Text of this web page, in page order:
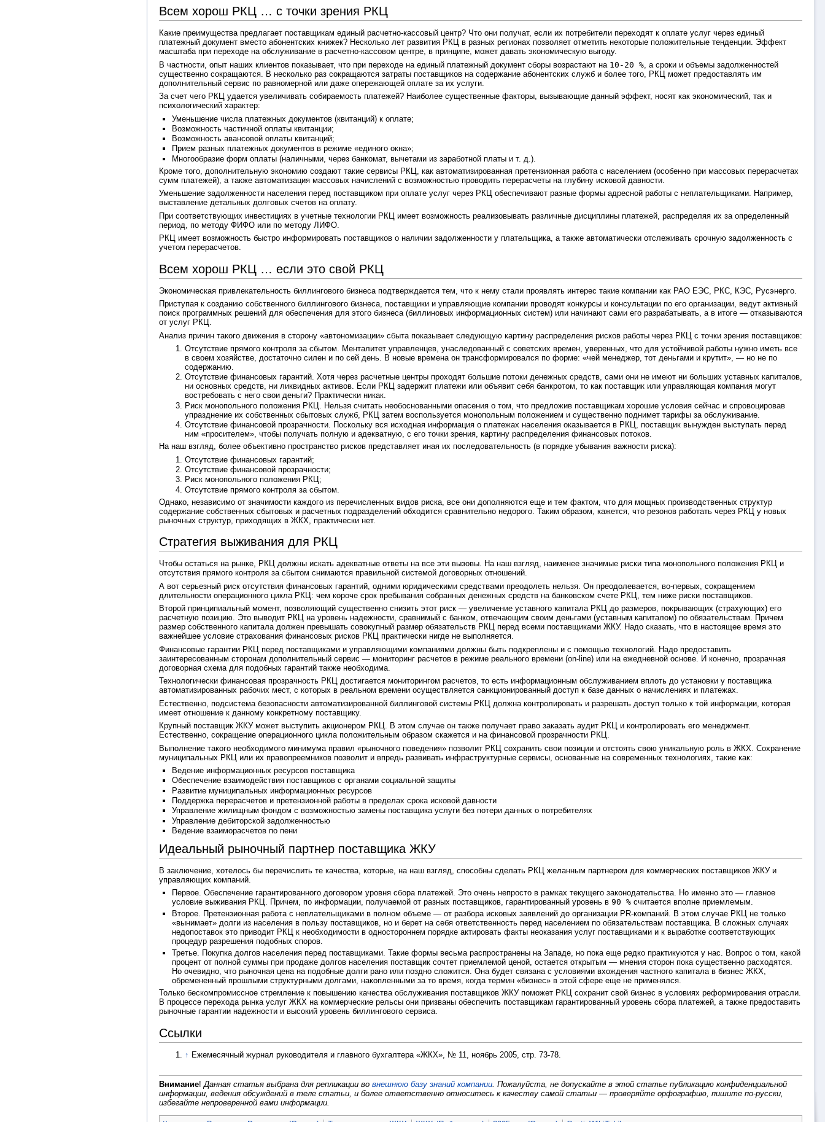
Всем хорош РКЦ … с точки зрения РКЦ
Какие преимущества предлагает поставщикам единый расчетно-кассовый центр? Что они получат, если их потребители переходят к оплате услуг через единый
платежный документ вместо абонентских книжек? Несколько лет развития РКЦ в разных регионах позволяет отметить некоторые положительные тенденции. Эффект
масштаба при переходе на обслуживание в расчетно-кассовом центре, в принципе, может давать экономическую выгоду.
В частности, опыт наших клиентов показывает, что при переходе на единый платежный документ сборы возрастают на 10-20 % , а сроки и объемы задолженностей
существенно сокращаются. В несколько раз сокращаются затраты поставщиков на содержание абонентских служб и более того, РКЦ может предоставлять им
дополнительный сервис по равномерной или даже опережающей оплате за их услуги.
За счет чего РКЦ удается увеличивать собираемость платежей? Наиболее существенные факторы, вызывающие данный эффект, носят как экономический, так и
психологический характер:
Уменьшение числа платежных документов (квитанций) к оплате;
Возможность частичной оплаты квитанции;
Возможность авансовой оплаты квитанций;
Прием разных платежных документов в режиме «единого окна»;
Многообразие форм оплаты (наличными, через банкомат, вычетами из заработной платы и т. д.).
Кроме того, дополнительную экономию создают такие сервисы РКЦ, как автоматизированная претензионная работа с населением (особенно при массовых перерасчетах
сумм платежей), а также автоматизация массовых начислений с возможностью проводить перерасчеты на глубину исковой давности.
Уменьшение задолженности населения перед поставщиком при оплате услуг через РКЦ обеспечивают разные формы адресной работы с неплательщиками. Например,
выставление детальных долговых счетов на оплату.
При соответствующих инвестициях в учетные технологии РКЦ имеет возможность реализовывать различные дисциплины платежей, распределяя их за определенный
период, по методу ФИФО или по методу ЛИФО.
РКЦ имеет возможность быстро информировать поставщиков о наличии задолженности у плательщика, а также автоматически отслеживать срочную задолженность с
учетом перерасчетов.
Всем хорош РКЦ … если это свой РКЦ
Экономическая привлекательность биллингового бизнеса подтверждается тем, что к нему стали проявлять интерес такие компании как РАО ЕЭС, РКС, КЭС, Русэнерго.
Приступая к созданию собственного биллингового бизнеса, поставщики и управляющие компании проводят конкурсы и консультации по его организации, ведут активный
поиск программных решений для обеспечения для этого бизнеса (биллиновых информационных систем) или начинают сами его разрабатывать, а в итоге — отказываются
от услуг РКЦ.
Анализ причин такого движения в сторону «автономизации» сбыта показывает следующую картину распределения рисков работы через РКЦ с точки зрения поставщиков:
Отсутствие прямого контроля за сбытом. Менталитет управленцев, унаследованный с советских времен, уверенных, что для устойчивой работы нужно иметь все
в своем хозяйстве, достаточно силен и по сей день. В новые времена он трансформировался по форме: «чей менеджер, тот деньгами и крутит», — но не по
содержанию.
Отсутствие финансовых гарантий. Хотя через расчетные центры проходят большие потоки денежных средств, сами они не имеют ни больших уставных капиталов,
ни основных средств, ни ликвидных активов. Если РКЦ задержит платежи или объявит себя банкротом, то как поставщик или управляющая компания могут
востребовать с него свои деньги? Практически никак.
Риск монопольного положения РКЦ. Нельзя считать необоснованными опасения о том, что предложив поставщикам хорошие условия сейчас и спровоцировав
упразднение их собственных сбытовых служб, РКЦ затем воспользуется монопольным положением и существенно поднимет тарифы за обслуживание.
Отсутствие финансовой прозрачности. Поскольку вся исходная информация о платежах населения оказывается в РКЦ, поставщик вынужден выступать перед
ним «просителем», чтобы получать полную и адекватную, с его точки зрения, картину распределения финансовых потоков.
На наш взгляд, более объективно пространство рисков представляет иная их последовательность (в порядке убывания важности риска):
Отсутствие финансовых гарантий;
Отсутствие финансовой прозрачности;
Риск монопольного положения РКЦ;
Отсутствие прямого контроля за сбытом.
Однако, независимо от значимости каждого из перечисленных видов риска, все они дополняются еще и тем фактом, что для мощных производственных структур
содержание собственных сбытовых и расчетных подразделений обходится сравнительно недорого. Таким образом, кажется, что резонов работать через РКЦ у новых
рыночных структур, приходящих в ЖКХ, практически нет.
Стратегия выживания для РКЦ
Чтобы остаться на рынке, РКЦ должны искать адекватные ответы на все эти вызовы. На наш взгляд, наименее значимые риски типа монопольного положения РКЦ и
отсутствия прямого контроля за сбытом снимаются правильной системой договорных отношений.
А вот серьезный риск отсутствия финансовых гарантий, одними юридическими средствами преодолеть нельзя. Он преодолевается, во-первых, сокращением
длительности операционного цикла РКЦ: чем короче срок пребывания собранных денежных средств на банковском счете РКЦ, тем ниже риски поставщиков.
Второй принципиальный момент, позволяющий существенно снизить этот риск — увеличение уставного капитала РКЦ до размеров, покрывающих (страхующих) его
расчетную позицию. Это выводит РКЦ на уровень надежности, сравнимый с банком, отвечающим своим деньгами (уставным капиталом) по обязательствам. Причем
размер собственного капитала должен превышать совокупный размер обязательств РКЦ перед всеми поставщиками ЖКУ. Надо сказать, что в настоящее время это
важнейшее условие страхования финансовых рисков РКЦ практически нигде не выполняется.
Финансовые гарантии РКЦ перед поставщиками и управляющими компаниями должны быть подкреплены и с помощью технологий. Надо предоставить
заинтересованным сторонам дополнительный сервис — мониторинг расчетов в режиме реального времени (on-line) или на ежедневной основе. И конечно, прозрачная
договорная схема для подобных гарантий также необходима.
Технологически финансовая прозрачность РКЦ достигается мониторингом расчетов, то есть информационным обслуживанием вплоть до установки у поставщика
автоматизированных рабочих мест, с которых в реальном времени осуществляется санкционированный доступ к базе данных о начислениях и платежах.
Естественно, подсистема безопасности автоматизированной биллинговой системы РКЦ должна контролировать и разрешать доступ только к той информации, которая
имеет отношение к данному конкретному поставщику.
Крупный поставщик ЖКУ может выступить акционером РКЦ. В этом случае он также получает право заказать аудит РКЦ и контролировать его менеджмент.
Естественно, сокращение операционного цикла положительным образом скажется и на финансовой прозрачности РКЦ.
Выполнение такого необходимого минимума правил «рыночного поведения» позволит РКЦ сохранить свои позиции и отстоять свою уникальную роль в ЖКХ. Сохранение
муниципальных РКЦ или их правопреемников позволит и впредь развивать инфраструктурные сервисы, основанные на современных технологиях, такие как:
Ведение информационных ресурсов поставщика
Обеспечение взаимодействия поставщиков с органами социальной защиты
Развитие муниципальных информационных ресурсов
Поддержка перерасчетов и претензионной работы в пределах срока исковой давности
Управление жилищным фондом с возможностью замены поставщика услуги без потери данных о потребителях
Управление дебиторской задолженностью
Ведение взаиморасчетов по пени
Идеальный рыночный партнер поставщика ЖКУ
В заключение, хотелось бы перечислить те качества, которые, на наш взгляд, способны сделать РКЦ желанным партнером для коммерческих поставщиков ЖКУ и
управляющих компаний.
Первое. Обеспечение гарантированного договором уровня сбора платежей. Это очень непросто в рамках текущего законодательства. Но именно это — главное
условие выживания РКЦ. Причем, по информации, получаемой от разных поставщиков, гарантированный уровень в 90 %считается вполне приемлемым.
Второе. Претензионная работа с неплательщиками в полном объеме — от разбора исковых заявлений до организации PR-компаний. В этом случае РКЦ не только
«вынимает» долги из населения в пользу поставщиков, но и берет на себя ответственность перед населением по обязательствам поставщика. В сложных случаях
недопоставок это приводит РКЦ к необходимости в одностороннем порядке актировать факты неоказания услуг поставщиками и к выработке соответствующих
процедур разрешения подобных споров.
Третье. Покупка долгов населения перед поставщиками. Такие формы весьма распространены на Западе, но пока еще редко практикуются у нас. Вопрос о том, какой
процент от полной суммы при продаже долгов населения поставщик сочтет приемлемой ценой, остается открытым — мнения сторон пока существенно расходятся.
Но очевидно, что рыночная цена на подобные долги рано или поздно сложится. Она будет связана с условиями вхождения частного капитала в бизнес ЖКХ,
обремененный прошлыми структурными долгами, накопленными за то время, когда термин «бизнес» в этой сфере еще не применялся.
Только бескомпромиссное стремление к повышению качества обслуживания поставщиков ЖКУ поможет РКЦ сохранит свой бизнес в условиях реформирования отрасли.
В процессе перехода рынка услуг ЖКХ на коммерческие рельсы они призваны обеспечить поставщикам гарантированный уровень сбора платежей, а также предоставить
рыночные гарантии надежности и высокий уровень биллингового сервиса.
Ссылки
↑ Ежемесячный журнал руководителя и главного бухгалтера «ЖКХ», № 11, ноябрь 2005, стр. 73-78.
Внимание! Данная статья выбрана для репликации во внешнюю базу знаний компании . Пожалуйста, не допускайте в этой статье публикацию конфиденциальной
информации, ведения обсуждений в теле статьи, и более ответственно относитесь к качеству самой статьи — проверяйте орфографию, пишите по-русски,
избегайте непроверенной вами информации.